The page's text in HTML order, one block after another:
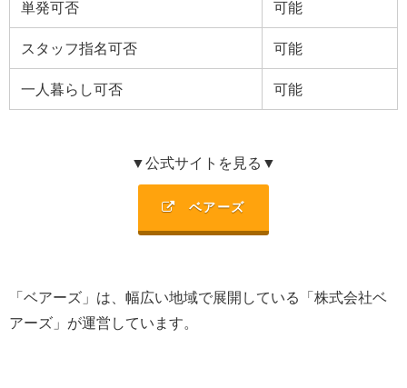
単発可否 可能
スタッフ指名可否 可能
一人暮らし可否 可能
▼公式サイトを見る▼
ベアーズ
「ベアーズ」は、幅広い地域で展開している「 株式会社ベ
アーズ 」が運営しています。